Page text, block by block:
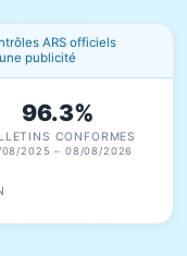
l'eau
ARS officiels
publicité
96.3%
CONFORMES
2025 – 08/08/2026